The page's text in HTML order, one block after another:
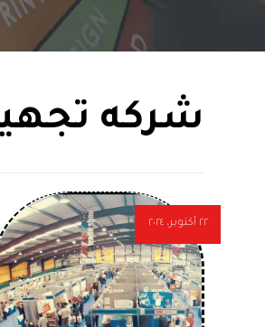
شركه
٢٢ أكتوبر، ٢٠٢٤